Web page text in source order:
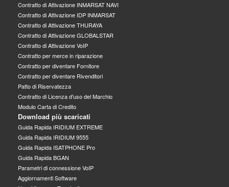
Contratto di Attivazione INMARSAT NAVI
Contratto di Attivazione IDP INMARSAT
Contratto di Attivazione THURAYA
Contratto di Attivazione GLOBALSTAR
Contratto di Attivazione VoIP
Contratto per merce in riparazione
Contratto per diventare Fornitore
Contratto per diventare Rivenditori
Patto di Riservatezza
Contratto di Licenza d'uso del Marchio
Modulo Carta di Credito
Download più scaricati
Guida Rapida IRIDIUM EXTREME
Guida Rapida IRIDIUM 9555
Guida Rapida ISATPHONE Pro
Guida Rapida BGAN
Parametri di connessione VoIP
Aggiornamenti Software